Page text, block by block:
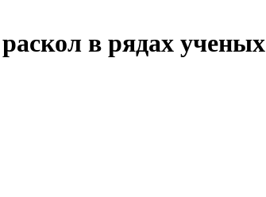
в рядах ученых